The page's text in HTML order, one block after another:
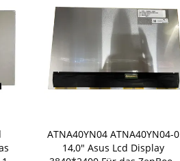
ATNA40YN04 ATNA40YN04-0
14,0" Asus Lcd Display